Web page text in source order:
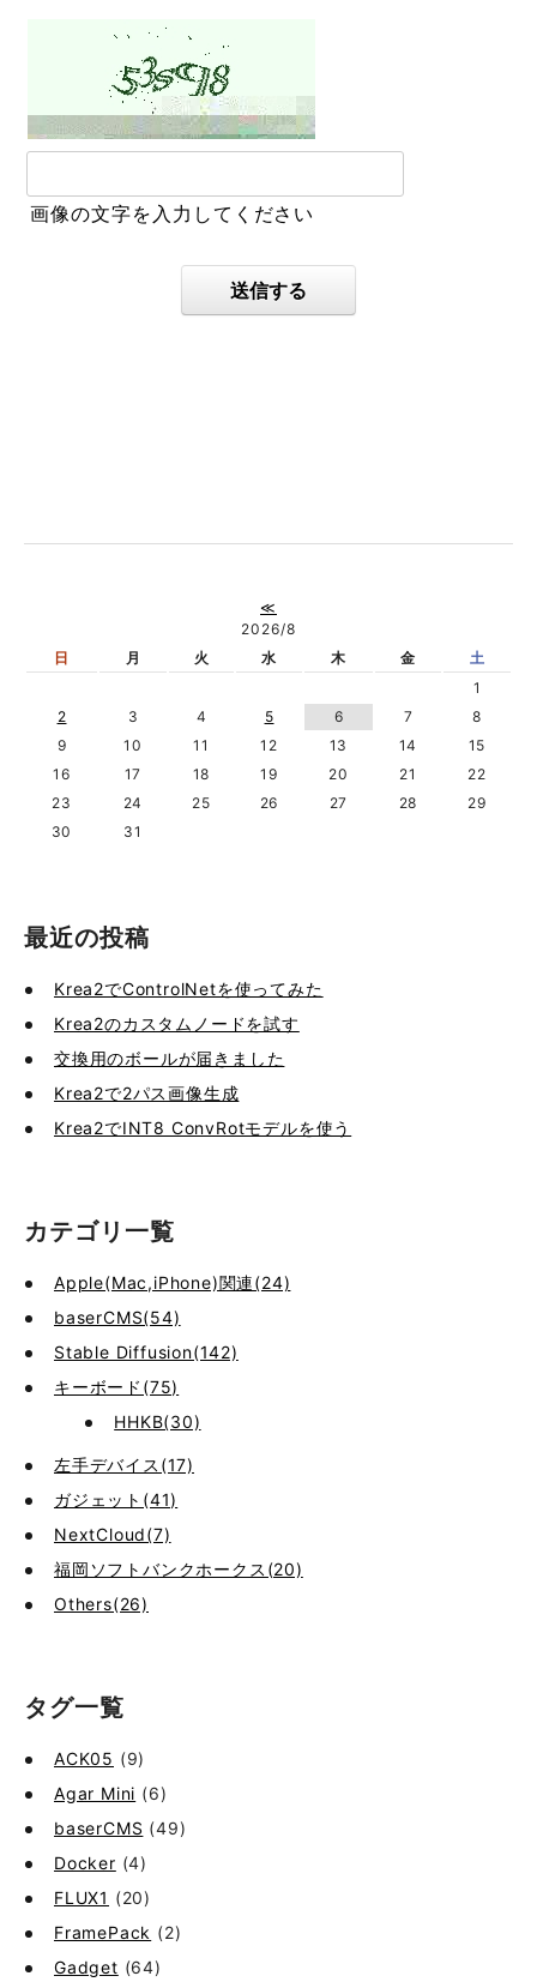
画像の文字を入力してください
送信する
≪
2026/8
日
月 火 水 木 金
土
1
2
3 4 5 6 7
8
9
10 11 12 13 14
15
16
17 18 19 20 21
22
23
24 25 26 27 28
29
30
31
最近の投稿
Krea2でControlNetを使ってみた
Krea2のカスタムノードを試す
交換用のボールが届きました
Krea2で2パス画像生成
Krea2でINT8 ConvRotモデルを使う
カテゴリ一覧
Apple(Mac,iPhone)関連(24)
baserCMS(54)
Stable Diffusion(142)
キーボード(75)
HHKB(30)
左手デバイス(17)
ガジェット(41)
NextCloud(7)
福岡ソフトバンクホークス(20)
Others(26)
タグ一覧
ACK05 (9)
Agar Mini (6)
baserCMS (49)
Docker (4)
FLUX1 (20)
FramePack (2)
Gadget (64)